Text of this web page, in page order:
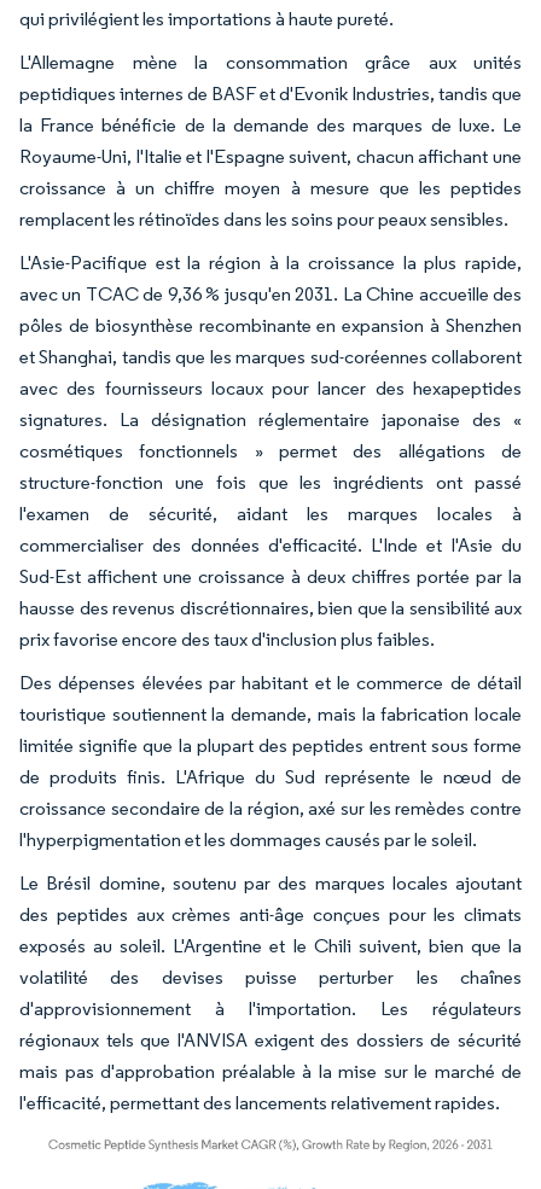
qui privilégient les importations à haute pureté.
L'Allemagne mène la consommation grâce aux unités
peptidiques internes de BASF et d'Evonik Industries, tandis que
la France bénéficie de la demande des marques de luxe. Le
Royaume-Uni, l'Italie et l'Espagne suivent, chacun affichant une
croissance à un chiffre moyen à mesure que les peptides
remplacent les rétinoïdes dans les soins pour peaux sensibles.
L'Asie-Pacifique est la région à la croissance la plus rapide,
avec un TCAC de 9,36 % jusqu'en 2031. La Chine accueille des
pôles de biosynthèse recombinante en expansion à Shenzhen
et Shanghai, tandis que les marques sud-coréennes collaborent
avec des fournisseurs locaux pour lancer des hexapeptides
signatures. La désignation réglementaire japonaise des «
cosmétiques fonctionnels » permet des allégations de
structure-fonction une fois que les ingrédients ont passé
l'examen de sécurité, aidant les marques locales à
commercialiser des données d'efficacité. L'Inde et l'Asie du
Sud-Est affichent une croissance à deux chiffres portée par la
hausse des revenus discrétionnaires, bien que la sensibilité aux
prix favorise encore des taux d'inclusion plus faibles.
Des dépenses élevées par habitant et le commerce de détail
touristique soutiennent la demande, mais la fabrication locale
limitée signifie que la plupart des peptides entrent sous forme
de produits finis. L'Afrique du Sud représente le nœud de
croissance secondaire de la région, axé sur les remèdes contre
l'hyperpigmentation et les dommages causés par le soleil.
Le Brésil domine, soutenu par des marques locales ajoutant
des peptides aux crèmes anti-âge conçues pour les climats
exposés au soleil. L'Argentine et le Chili suivent, bien que la
volatilité des devises puisse perturber les chaînes
d'approvisionnement à l'importation. Les régulateurs
régionaux tels que l'ANVISA exigent des dossiers de sécurité
mais pas d'approbation préalable à la mise sur le marché de
l'efficacité, permettant des lancements relativement rapides.